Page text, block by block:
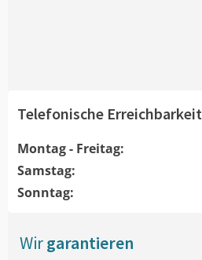
Telefonische Erreichbarkeit
Montag - Freitag:
Samstag:
Sonntag:
Wirgarantieren